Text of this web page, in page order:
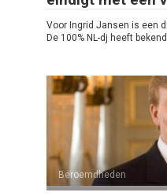
Voor Ingrid Jansen is een
De 100% NL-dj heeft
Beroemdheden